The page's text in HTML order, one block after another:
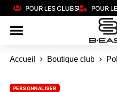
POUR LES CLUBS POUR
Accueil Boutique club
PERSONNALISER